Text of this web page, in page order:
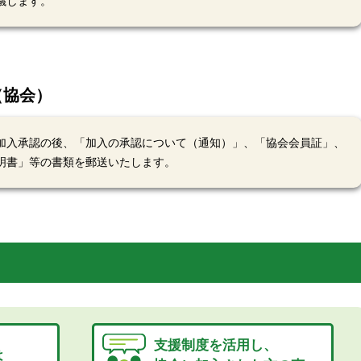
会）
入承認の後、「加入の承認について（通知）」、「協会会員証」、
書」等の書類を郵送いたします。
支援制度を活用し、